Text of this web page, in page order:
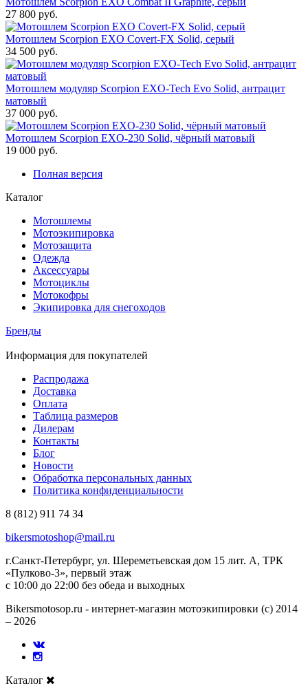
27 800 руб.
Мотошлем Scorpion EXO Covert-FX Solid, серый
34 500 руб.
Мотошлем модуляр Scorpion EXO-Tech Evo Solid, антрацит
матовый
37 000 руб.
Мотошлем Scorpion EXO-230 Solid, чёрный матовый
19 000 руб.
Полная версия
Каталог
Мотошлемы
Мотоэкипировка
Мотозащита
Одежда
Аксессуары
Мотоциклы
Мотокофры
Экипировка для снегоходов
Бренды
Информация для покупателей
Распродажа
Доставка
Оплата
Таблица размеров
Дилерам
Контакты
Блог
Новости
Обработка персональных данных
Политика конфиденциальности
8 (812) 911 74 34
bikersmotoshop@mail.ru
г.Санкт-Петербург, ул. Шереметьевская дом 15 лит. А, ТРК
«Пулково-3», первый этаж
с 10:00 до 22:00 без обеда и выходных
Bikersmotosop.ru - интернет-магазин мотоэкипировки (c) 2014
– 2026
Каталог